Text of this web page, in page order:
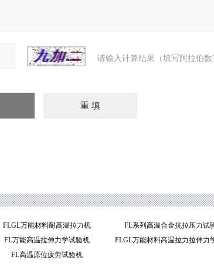
请输入计算结果（填写阿拉伯
FLGL万能材料耐高温拉力机 FL系列高温合金抗拉压力试
FL万能高温拉伸力学试验机
FL高温原位疲劳试验机